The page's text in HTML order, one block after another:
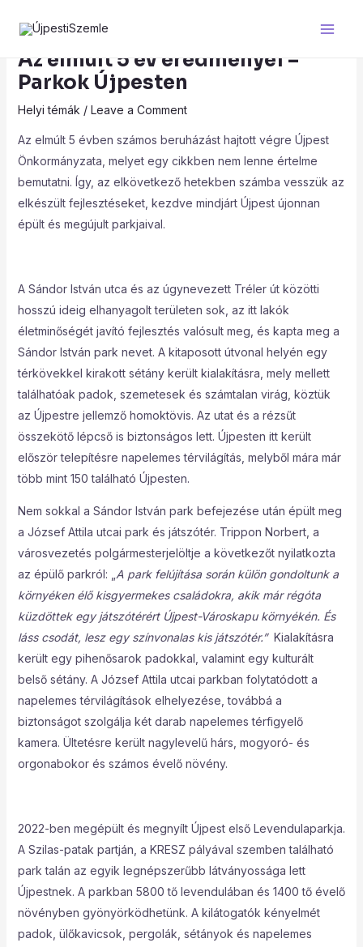
Az elmúlt 5 év eredményei –
Parkok Újpesten
Helyi témák / Leave a Comment
Az elmúlt 5 évben számos beruházást hajtott végre Újpest
Önkormányzata, melyet egy cikkben nem lenne értelme
bemutatni. Így, az elkövetkező hetekben számba vesszük az
elkészült fejlesztéseket, kezdve mindjárt Újpest újonnan
épült és megújult parkjaival.
A Sándor István utca és az úgynevezett Tréler út közötti
hosszú ideig elhanyagolt területen sok, az itt lakók
életminőségét javító fejlesztés valósult meg, és kapta meg a
Sándor István park nevet. A kitaposott útvonal helyén egy
térkövekkel kirakott sétány került kialakításra, mely mellett
találhatóak padok, szemetesek és számtalan virág, köztük
az Újpestre jellemző homoktövis. Az utat és a rézsűt
összekötő lépcső is biztonságos lett. Újpesten itt került
először telepítésre napelemes térvilágítás, melyből mára már
több mint 150 található Újpesten.
Nem sokkal a Sándor István park befejezése után épült meg
a József Attila utcai park és játszótér. Trippon Norbert, a
városvezetés polgármesterjelöltje a következőt nyilatkozta
az épülő parkról: „ A park felújítása során külön gondoltunk a
környéken élő kisgyermekes családokra, akik már régóta
küzdöttek egy játszótérért Újpest-Városkapu környékén. És
láss csodát, lesz egy színvonalas kis játszótér.” Kialakításra
került egy pihenősarok padokkal, valamint egy kulturált
belső sétány. A József Attila utcai parkban folytatódott a
napelemes térvilágítások elhelyezése, továbbá a
biztonságot szolgálja két darab napelemes térfigyelő
kamera. Ültetésre került nagylevelű hárs, mogyoró- és
orgonabokor és számos évelő növény.
2022-ben megépült és megnyílt Újpest első Levendulaparkja.
A Szilas-patak partján, a KRESZ pályával szemben található
park talán az egyik legnépszerűbb látványossága lett
Újpestnek. A parkban 5800 tő levendulában és 1400 tő évelő
növényben gyönyörködhetünk. A kilátogatók kényelmét
padok, ülőkavicsok, pergolák, sétányok és napelemes
navigation